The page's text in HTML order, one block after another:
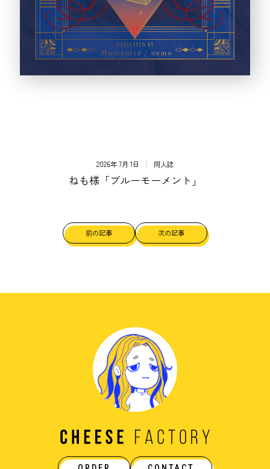
2026年 7月 1日 同人誌
ねも様「ブルーモーメント」
前の記事 次の記事